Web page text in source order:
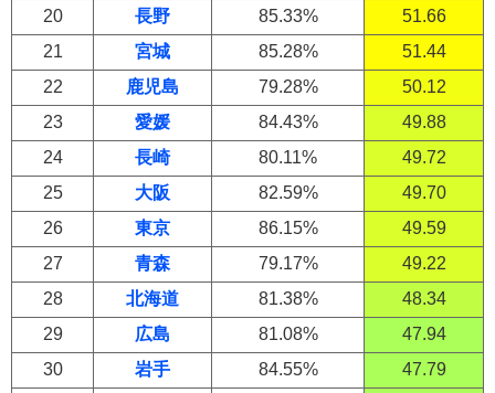
20
長野 85.33%
51.66
21
宮城 85.28%
51.44
22
鹿児島 79.28%
50.12
23
愛媛 84.43%
49.88
24
長崎 80.11%
49.72
25
大阪 82.59%
49.70
26
東京 86.15%
49.59
27
青森 79.17%
49.22
28
北海道 81.38%
48.34
29
広島 81.08%
47.94
30
岩手 84.55%
47.79